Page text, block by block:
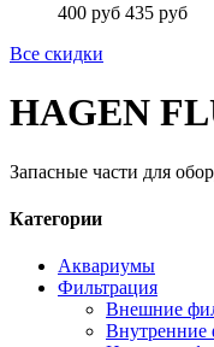
400 руб 435 руб
Все скидки
HAGEN
Запасные части для
Категории
Аквариумы
Фильтрация
Внешние
Внутренние